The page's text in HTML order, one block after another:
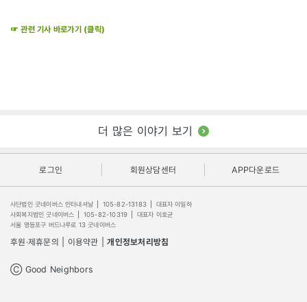
☞ 관련 기사 바로가기 (클릭)
더 많은 이야기 보기
로그인 회원상담센터 APP다운로드
사단법인 굿네이버스 인터내셔날 105-82-13183
대표자 이일하
사회복지법인 굿네이버스
105-82-10319
대표자 이호균
서울 영등포구 버드나루로 13 굿네이버스
후원·제휴문의 이용약관 개인정보처리방침
Ⓒ Good Neighbors